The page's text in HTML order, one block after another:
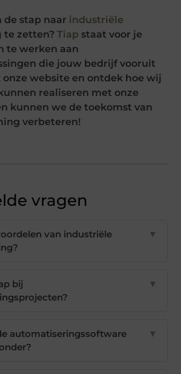
de stap naar industriële
te zetten?Tiap staat voor je
te werken aan
die jouw bedrijf vooruit
onze website en ontdek hoe wij
realiseren met onze
kunnen we de toekomst van
verbeteren!
vragen
van industriële
▼
bij
▼
automatiseringssoftware
▼